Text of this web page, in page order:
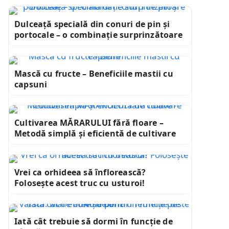
Dulceață specială din conuri de pin și
portocale – o combinație surprinzătoare
Mască cu fructe – Beneficiile mastii cu
capsuni
Cultivarea MĂRARULUI fără floare –
Metodă simplă și eficientă de cultivare
Vrei ca orhideea să înflorească?
Folosește acest truc cu usturoi!
Iată cât trebuie să dormi în funcție de